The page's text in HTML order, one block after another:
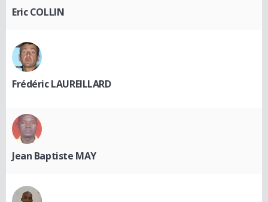
Eric COLLIN
Frédéric LAUREILLARD
Jean Baptiste MAY